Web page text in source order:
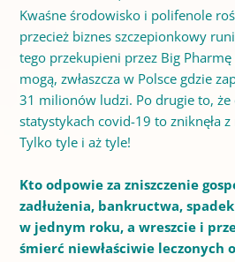
Kwaśne środowisko i polifenole
przecież biznes szczepionkowy
tego przekupieni przez Big
mogą, zwłaszcza w Polsce gdzie
31 milionów ludzi. Po drugie to, że
statystykach covid-19 to zniknęła z
Tylko tyle i aż tyle!
Kto odpowie za zniszczenie
zadłużenia, bankructwa,
w jednym roku, a wreszcie i
śmierć niewłaściwie leczonych